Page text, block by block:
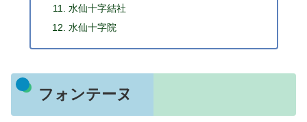
水仙十字結社
水仙十字院
フォンテーヌ